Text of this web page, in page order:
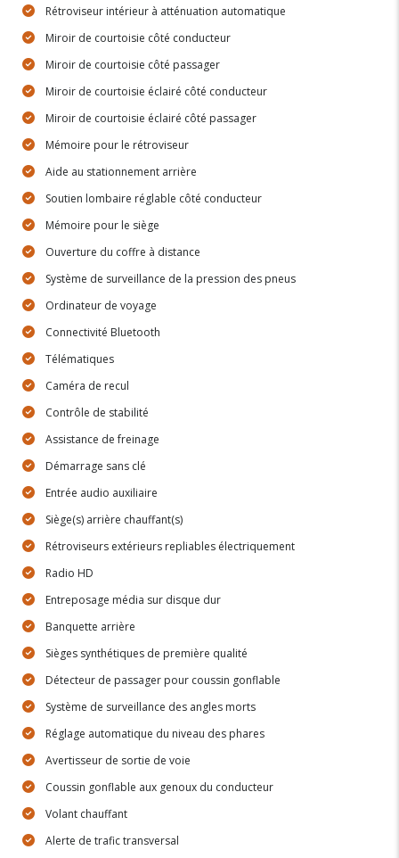
Rétroviseur intérieur à atténuation automatique
Miroir de courtoisie côté conducteur
Miroir de courtoisie côté passager
Miroir de courtoisie éclairé côté conducteur
Miroir de courtoisie éclairé côté passager
Mémoire pour le rétroviseur
Aide au stationnement arrière
Soutien lombaire réglable côté conducteur
Mémoire pour le siège
Ouverture du coffre à distance
Système de surveillance de la pression des pneus
Ordinateur de voyage
Connectivité Bluetooth
Télématiques
Caméra de recul
Contrôle de stabilité
Assistance de freinage
Démarrage sans clé
Entrée audio auxiliaire
Siège(s) arrière chauffant(s)
Rétroviseurs extérieurs repliables électriquement
Radio HD
Entreposage média sur disque dur
Banquette arrière
Sièges synthétiques de première qualité
Détecteur de passager pour coussin gonflable
Système de surveillance des angles morts
Réglage automatique du niveau des phares
Avertisseur de sortie de voie
Coussin gonflable aux genoux du conducteur
Volant chauffant
Alerte de trafic transversal